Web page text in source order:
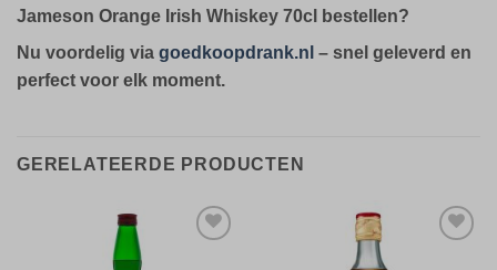
Jameson Orange Irish Whiskey 70cl bestellen?
Nu voordelig via goedkoopdrank.nl – snel geleverd en
perfect voor elk moment.
GERELATEERDE PRODUCTEN